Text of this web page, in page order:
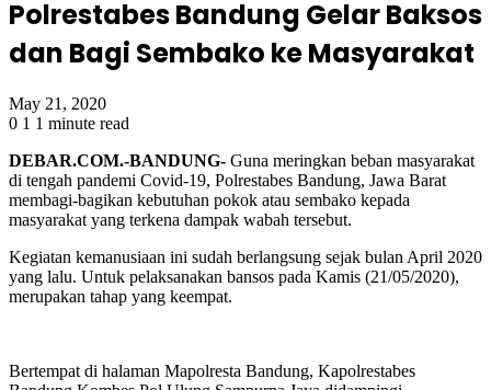
Polrestabes Bandung Gelar Baksos
dan Bagi Sembako ke Masyarakat
May 21, 2020
0 1 1 minute read
DEBAR.COM.-BANDUNG- Guna meringkan beban masyarakat
di tengah pandemi Covid-19, Polrestabes Bandung, Jawa Barat
membagi-bagikan kebutuhan pokok atau sembako kepada
masyarakat yang terkena dampak wabah tersebut.
Kegiatan kemanusiaan ini sudah berlangsung sejak bulan April 2020
yang lalu. Untuk pelaksanakan bansos pada Kamis (21/05/2020),
merupakan tahap yang keempat.
Bertempat di halaman Mapolresta Bandung, Kapolrestabes